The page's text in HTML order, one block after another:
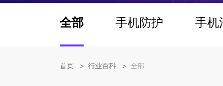
全部 手机防护 手机
首页 > 行业百科 > 全部